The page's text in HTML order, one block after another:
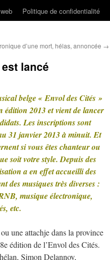
Politique de confidentialité
d’une mort, hélas, annoncée →
lancé
belge « Envol des Cités »
édition 2013 et vient de lancer
Les inscriptions sont
31 janvier 2013 à minuit. Et
si vous êtes chanteur ou
soit votre style. Depuis des
a en effet accueilli des
des musiques très diverses :
musique électronique,
etc.
une attachje dans la province
édition de l’Envol des Cités.
Simon Delannoy,